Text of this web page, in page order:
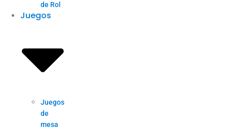
de Rol
Juegos
Juegos
de
mesa